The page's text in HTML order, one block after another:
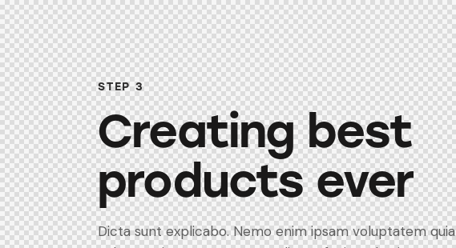
STEP 3
Creating best
products ever
Dicta sunt explicabo. Nemo enim ipsam voluptatem quia